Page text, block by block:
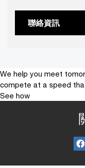
聯絡資訊
We help you meet
compete at a speed
See how